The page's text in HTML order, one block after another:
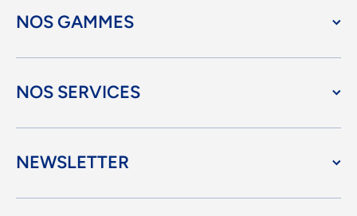
NOS GAMMES
NOS SERVICES
NEWSLETTER